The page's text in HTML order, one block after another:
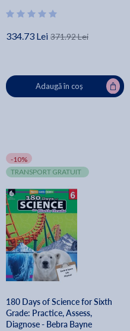
334.73 Lei 371.92 Lei
Adaugă în coș
-10%
TRANSPORT GRATUIT
180 Days of Science for Sixth
Grade: Practice, Assess,
Diagnose - Bebra Bayne